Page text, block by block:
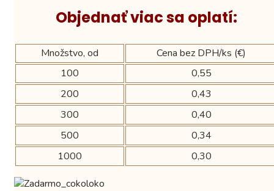
Objednať viac sa oplatí:
Množstvo, od
Cena bez DPH/ks (€)
100
0,55
200
0,43
300
0,40
500
0,34
1000
0,30